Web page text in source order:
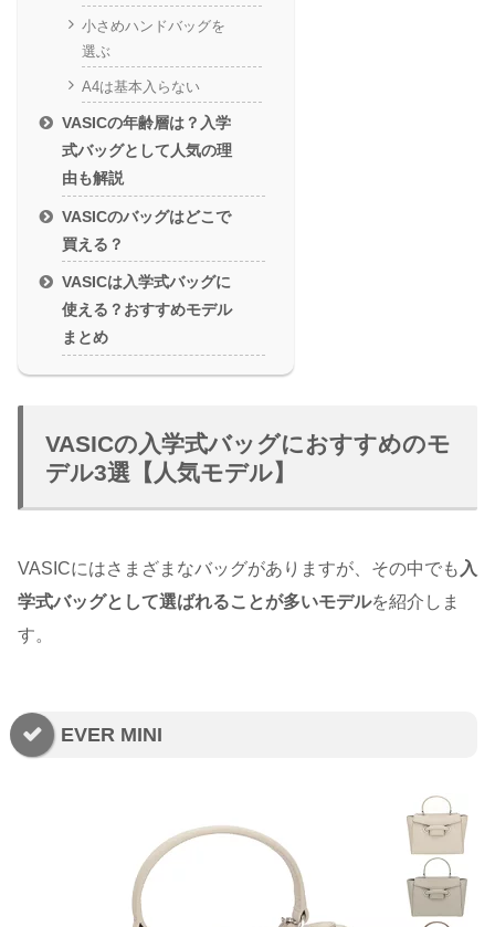
小さめハンドバッグを
選ぶ
A4は基本入らない
VASICの年齢層は？入学
式バッグとして人気の理
由も解説
VASICのバッグはどこで
買える？
VASICは入学式バッグに
使える？おすすめモデル
まとめ
VASICの入学式バッグにおすすめのモ
デル3選【人気モデル】
VASICにはさまざまなバッグがありますが、その中でも 入
学式バッグとして選ばれることが多いモデルを紹介しま
す。
EVER MINI